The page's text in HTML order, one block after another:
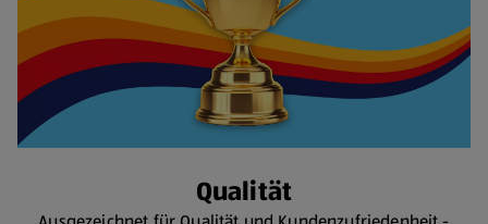
Qualität